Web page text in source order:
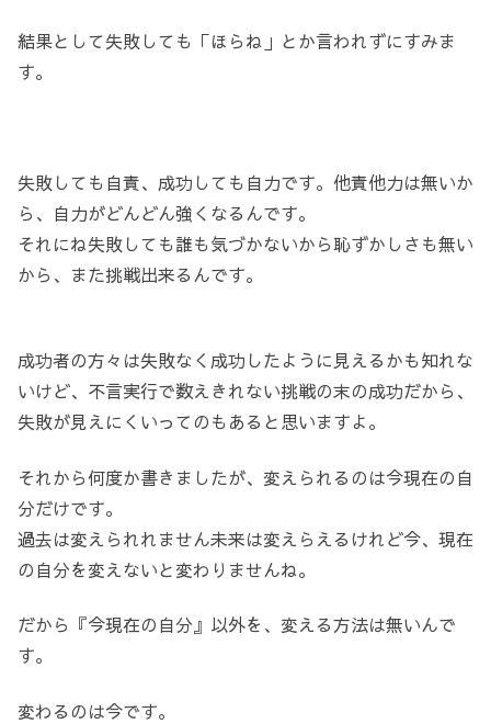
結果として失敗しても「ほらね」とか言われずにすみま
す。
失敗しても自責、成功しても自力です。他責他力は無いか
ら、自力がどんどん強くなるんです。
それにね失敗しても誰も気づかないから恥ずかしさも無い
から、また挑戦出来るんです。
成功者の方々は失敗なく成功したように見えるかも知れな
いけど、不言実行で数えきれない挑戦の末の成功だから、
失敗が見えにくいってのもあると思いますよ。
それから何度か書きましたが、変えられるのは今現在の自
分だけです。
過去は変えられれません未来は変えらえるけれど今、現在
の自分を変えないと変わりませんね。
だから『今現在の自分』以外を、変える方法は無いんで
す。
変わるのは今です。